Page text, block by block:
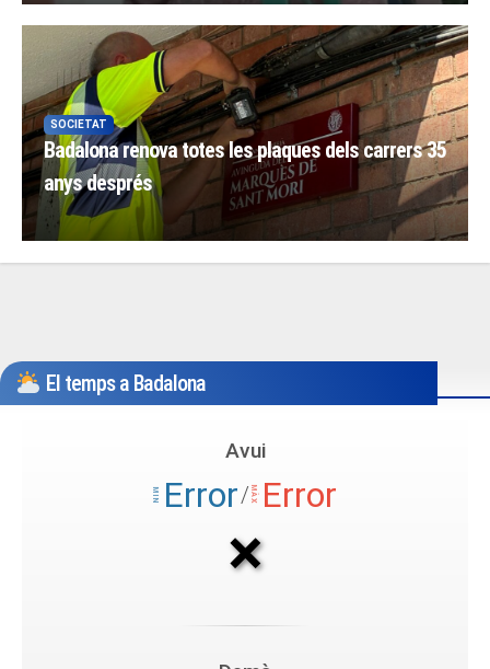
SOCIETAT
Badalona renova totes les plaques dels carrers 35
anys després
El temps a Badalona